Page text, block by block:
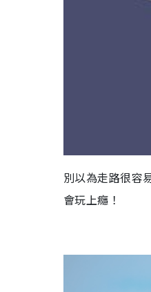
別以為走路很容
會玩上癮！